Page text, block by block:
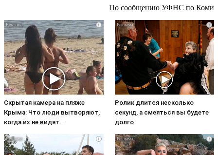
По сообщению УФНС по Коми
i
Скрытая камера на пляже
Крыма: Что люди вытворяют,
когда их не видят...
i
Ролик длится несколько
секунд, а смеяться вы будете
долго
i i